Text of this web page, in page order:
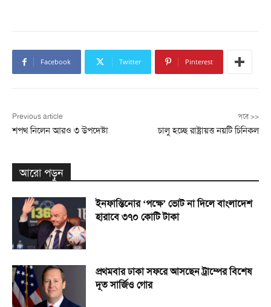
Facebook Twitter Pinterest
Previous article
শপথ নিলেন আরও ৩ উপদেষ্টা
পরে >>
চালু হচ্ছে রাষ্ট্রায়ত্ত নয়টি চিনিকল
আরো পড়ুন
ইনফান্তিনোর ‘পক্ষে’ ভোট না দিলে বাংলাদেশ
হারাবে ৩৭০ কোটি টাকা
প্রথমবার ঢাকা সফরে আসছেন ট্রাম্পের বিশেষ
দূত সার্জিও গোর